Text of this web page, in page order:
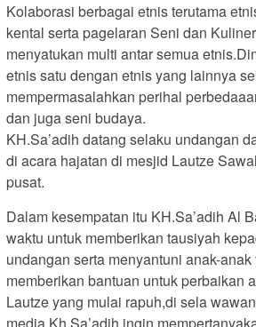
Kolaborasi berbagai etnis terutama
kental serta pagelaran Seni dan
menyatukan multi antar semua
etnis satu dengan etnis yang lainnya
mempermasalahkan perihal
dan juga seni budaya.
KH.Sa’adih datang selaku undangan
di acara hajatan di mesjid Lautze
pusat.
Dalam kesempatan itu KH.Sa’adih Al
waktu untuk memberikan tausiyah
undangan serta menyantuni anak-
memberikan bantuan untuk perbaikan
Lautze yang mulai rapuh,di sela